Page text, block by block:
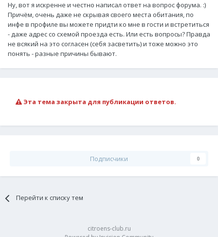
Ну, вот я искренне и честно написал ответ на вопрос форума. :)
Причём, очень даже не скрывая своего места обитания, по
инфе в профиле вы можете придти ко мне в гости и встретиться
- даже адрес со схемой проезда есть. Или есть вопросы? Правда
не всякий на это согласен (себя засветить) и тоже можно это
понять - разные причины бывают.
Эта тема закрыта для публикации ответов.
Подписчики 0
Перейти к списку тем
citroens-club.ru